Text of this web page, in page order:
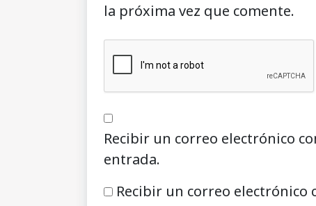
la próxima vez que comente.
Recibir un correo electrónico
entrada.
Recibir un correo electrónico